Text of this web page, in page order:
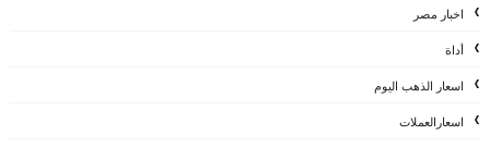
اخبار مصر
أداة
اسعار الذهب اليوم
اسعارالعملات